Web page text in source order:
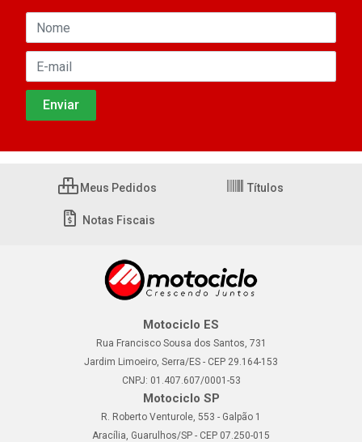
Meus Pedidos Títulos
Notas Fiscais
Motociclo ES
Rua Francisco Sousa dos Santos, 731
Jardim Limoeiro, Serra/ES - CEP 29.164-153
CNPJ: 01.407.607/0001-53
Motociclo SP
R. Roberto Venturole, 553 - Galpão 1
Aracília, Guarulhos/SP - CEP 07.250-015